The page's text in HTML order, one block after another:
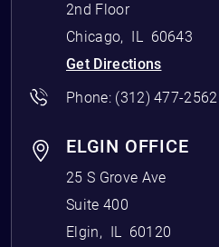
2nd Floor
Chicago, IL 60643
Get Directions
Phone: (312) 477-2562
ELGIN OFFICE
25 S Grove Ave
Suite 400
Elgin, IL 60120